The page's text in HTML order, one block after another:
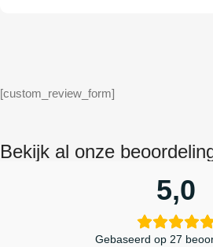
[custom_review_form]
Bekijk al onze
5,0
Gebaseerd op 27